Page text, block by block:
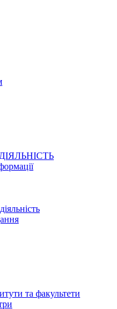
та факультети